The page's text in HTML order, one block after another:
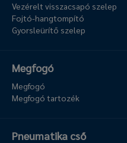
Vezérelt visszacsapó szelep
Fojtó-hangtompító
Gyorsleürítő szelep
Megfogó
Megfogó
Megfogó tartozék
Pneumatika cső